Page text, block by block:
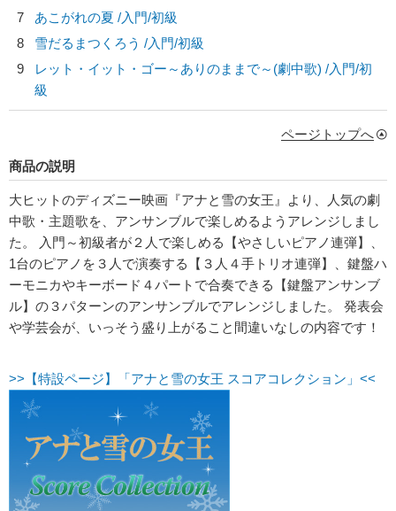
7
あこがれの夏 /入門/初級
8
雪だるまつくろう /入門/初級
9
レット・イット・ゴー～ありのままで～(劇中歌) /入門/初
級
ページトップへ
商品の説明
大ヒットのディズニー映画『アナと雪の女王』より、人気の劇
中歌・主題歌を、アンサンブルで楽しめるようアレンジしまし
た。 入門～初級者が２人で楽しめる【やさしいピアノ連弾】、
1台のピアノを３人で演奏する【３人４手トリオ連弾】、鍵盤ハ
ーモニカやキーボード４パートで合奏できる【鍵盤アンサンブ
ル】の３パターンのアンサンブルでアレンジしました。 発表会
や学芸会が、いっそう盛り上がること間違いなしの内容です！
>>【特設ページ】「アナと雪の女王 スコアコレクション」<<